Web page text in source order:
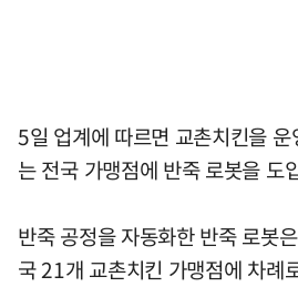
5일 업계에 따르면 교촌치킨을
는 전국 가맹점에 반죽 로봇을 도
반죽 공정을 자동화한 반죽 로봇
국 21개 교촌치킨 가맹점에 차례